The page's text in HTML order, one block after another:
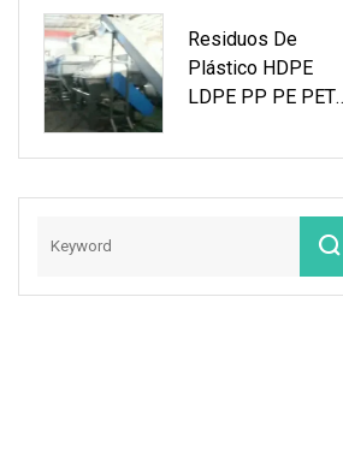
Impresión/Máquina
Extrusora De
Plástico
Drenaje
Alcantarillado
UPVC CPVC
Tubo Reciclaje De
Fabricación De
Extrusión
Residuos De
Plástico HDPE
LDPE PP PE PET
Película Bolsas
Lavado Línea De
Reciclaje Planta De
Granuladora